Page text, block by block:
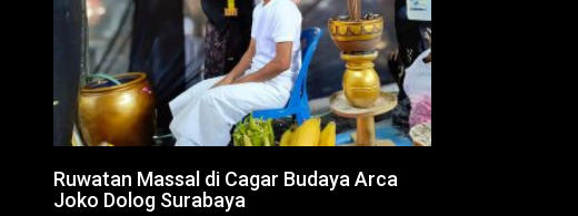
Ruwatan Massal di Cagar Budaya Arca
Joko Dolog Surabaya